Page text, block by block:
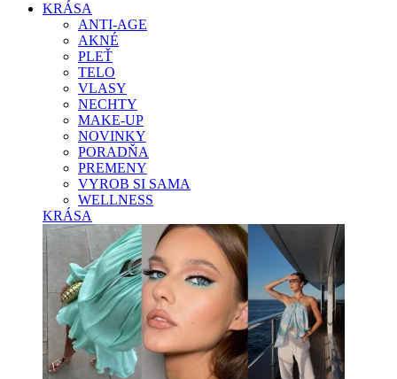
KRÁSA
ANTI-AGE
AKNÉ
PLEŤ
TELO
VLASY
NECHTY
MAKE-UP
NOVINKY
PORADŇA
PREMENY
VYROB SI SAMA
WELLNESS
KRÁSA